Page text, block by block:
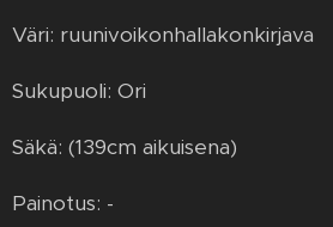
Väri: ruunivoikonhallakonkirjava
Sukupuoli: Ori
Säkä: (139cm aikuisena)
Painotus: -